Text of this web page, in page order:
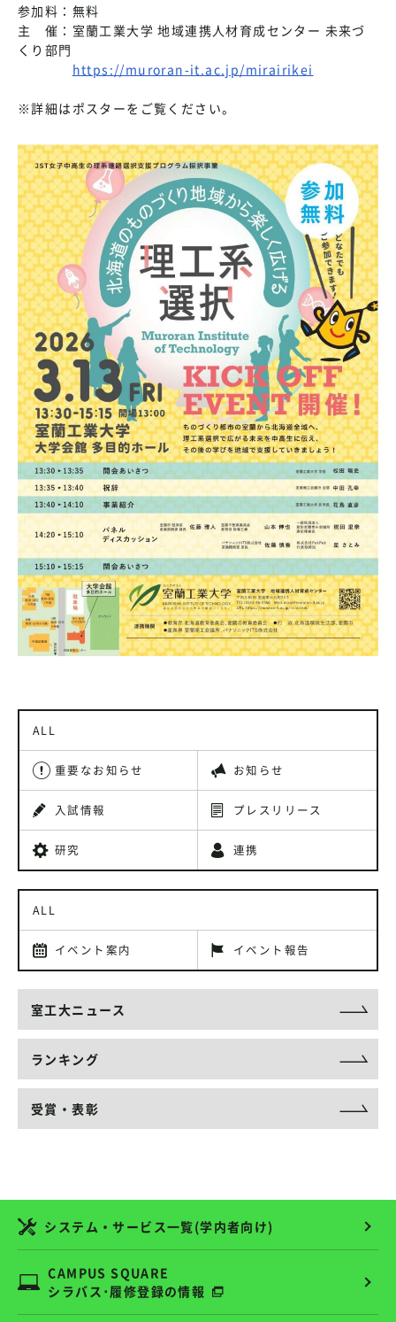
参加料：無料
主 催：室蘭工業大学 地域連携人材育成センター 未来づ
くり部門
https://muroran-it.ac.jp/mirairikei
※詳細はポスターをご覧ください。
ALL
重要なお知らせ お知らせ
入試情報 プレスリリース
研究 連携
ALL
イベント案内 イベント報告
室工大ニュース
ランキング
受賞・表彰
システム・サービス一覧(学内者向け)
CAMPUS SQUARE
シラバス･履修登録の情報